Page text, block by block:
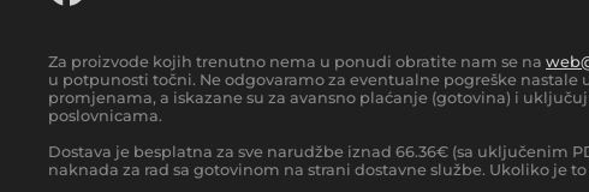
Za proizvode kojih trenutno nema u ponudi obratite nam se na
u potpunosti točni. Ne odgovaramo za eventualne pogreške
promjenama, a iskazane su za avansno plaćanje (gotovina) i
poslovnicama.
Dostava je besplatna za sve narudžbe iznad 66.36€ (sa uključenim
naknada za rad sa gotovinom na strani dostavne službe. Ukoliko je